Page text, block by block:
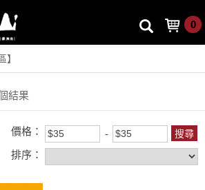
0
】
結果
價格：
排序：